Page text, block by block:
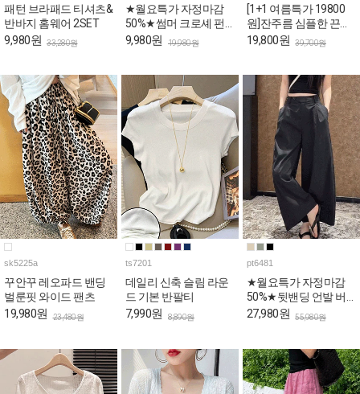
패턴 브라패드 티셔츠&
반바지 홈웨어 2SET
9,980원 33,280원
★월요특가 자정마감
50%★썸머 크로셰 펀
칭 세미크롭 반팔 니트
9,980원 19,980원
[1+1 여름특가 19800
원]잔주름 심플한 끈나
시 롱 원피스
19,800원 39,700원
sk5225a
꾸안꾸 레오파드 밴딩
벌룬핏 와이드 팬츠
19,980원 23,480원
ts7201
데일리 신축 슬림 라운
드 기본 반팔티
7,990원 8,890원
pt6481
★월요특가 자정마감
50%★뒷밴딩 언발 버
튼 와이드 코튼 팬츠
27,980원 55,980원